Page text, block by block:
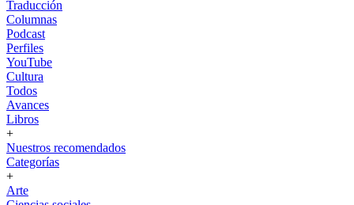
Traducción
Columnas
Podcast
Perfiles
YouTube
Cultura
Todos
Avances
Libros
+
Nuestros recomendados
Categorías
+
Arte